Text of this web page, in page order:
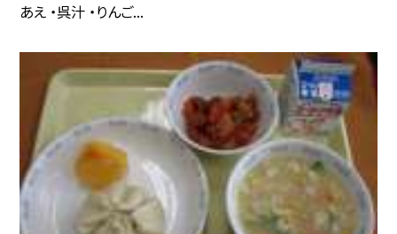
あえ ・呉汁 ・りんご...